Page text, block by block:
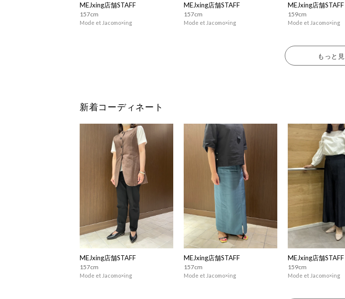
MEJxing店舗STAFF
157cm
Mode et Jacomo×ing
MEJxing店舗STAFF
157cm
Mode et Jacomo×ing
MEJxing店舗STAFF
159cm
Mode et Jacomo×ing
もっと
新着コーディネート
MEJxing店舗STAFF
157cm
Mode et Jacomo×ing
MEJxing店舗STAFF
157cm
Mode et Jacomo×ing
MEJxing店舗STAFF
159cm
Mode et Jacomo×ing